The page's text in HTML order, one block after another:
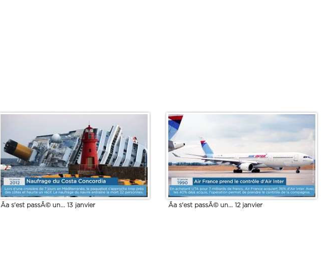
Ãa s'est passÃ© un... 13 janvier Ãa s'est passÃ© un... 12 janvier